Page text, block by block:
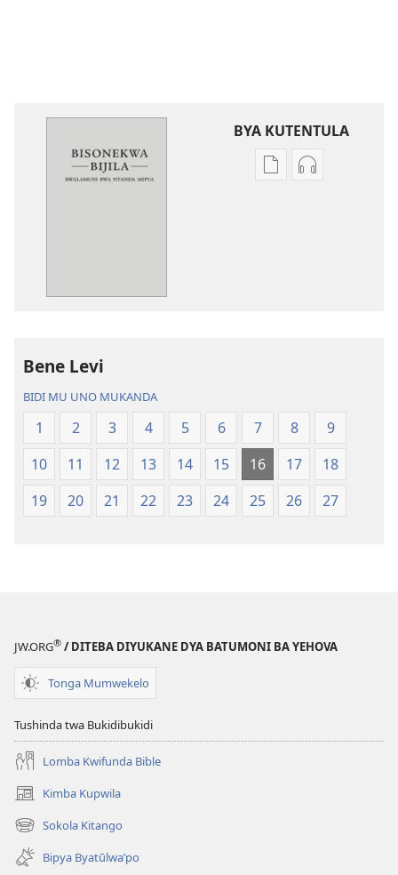
BYA KUTENTULA
Miswelo
Ntanda
Mipya
(Mulupulwe
mu
2018)
Miswelo
Bwalamuni
bwa
Ntanda
Mipya
(Mulupulwe
mu
Bene Levi
BIDI MU UNO MUKANDA
1 2 3 4 5 6 7 8
9
10
11 12 13 14 15 16 17
18
19
20 21 22 23 24 25 26 27
JW.ORG® / DITEBA DIYUKANE DYA BATUMONI BA YEHOVA
Tonga Mumwekelo
Tushinda twa Bukidibukidi
Lomba Kwifunda Bible
Kimba Kupwila
(opens
new
window)
Sokola Kitango
(opens
new
window)
Bipya Byatūlwa’po